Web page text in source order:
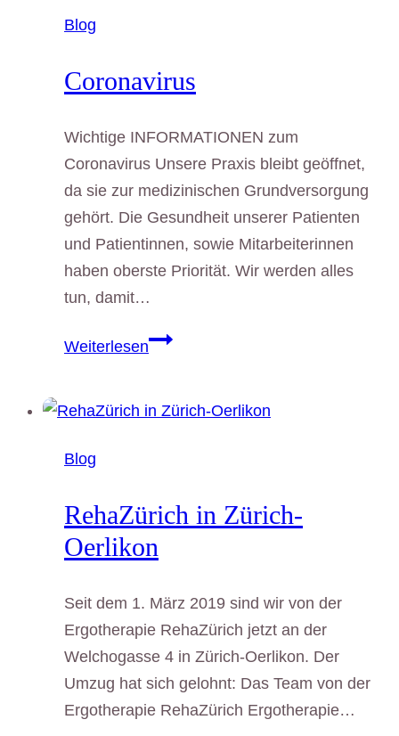
Blog
Coronavirus
Wichtige INFORMATIONEN zum
Coronavirus Unsere Praxis bleibt geöffnet,
da sie zur medizinischen Grundversorgung
gehört. Die Gesundheit unserer Patienten
und Patientinnen, sowie Mitarbeiterinnen
haben oberste Priorität. Wir werden alles
tun, damit…
WeiterlesenCoronavirus
Blog
RehaZürich in Zürich-
Oerlikon
Seit dem 1. März 2019 sind wir von der
Ergotherapie RehaZürich jetzt an der
Welchogasse 4 in Zürich-Oerlikon. Der
Umzug hat sich gelohnt: Das Team von der
Ergotherapie RehaZürich Ergotherapie…